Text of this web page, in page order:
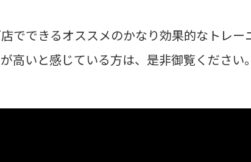
でできるオススメのかなり効果的なトレー
高いと感じている方は、是非御覧くださ